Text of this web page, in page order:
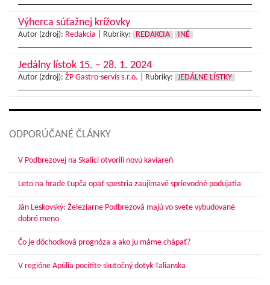
Výherca súťažnej krížovky
Autor (zdroj): Redakcia Rubriky: REDAKCIA INÉ
Jedálny lístok 15. – 28. 1. 2024
Autor (zdroj): ŽP Gastro-servis s.r.o. Rubriky: JEDÁLNE LÍSTKY
ODPORÚČANÉ ČLÁNKY
V Podbrezovej na Skalici otvorili novú kaviareň
Leto na hrade Ľupča opäť spestria zaujímavé sprievodné podujatia
Ján Leskovský: Železiarne Podbrezová majú vo svete vybudované
dobré meno
Čo je dôchodková prognóza a ako ju máme chápať?
V regióne Apúlia pocítite skutočný dotyk Talianska